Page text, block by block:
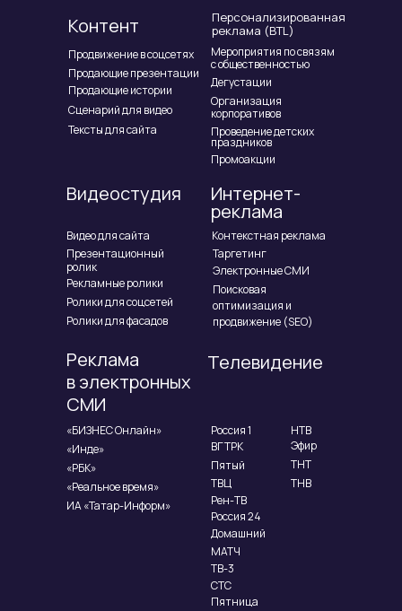
Видеостудия
Контент
Персонализированная
реклама (BTL)
Интернет-
реклама
Видео для сайта
Презентационный
ролик
Рекламные ролики
Ролики для соцсетей
Ролики для фасадов
Продвижение в соцсетях
Продающие презентации
Продающие истории
Сценарий для видео
Тексты для сайта
Контекстная реклама
Таргетинг
Электронные СМИ
Поисковая
оптимизация и
продвижение (SEO)
Мероприятия по связям
с общественностью
Дегустации
Организация
корпоративов
Проведение детских
праздников
Промоакции
Реклама
в электронных
СМИ
«БИЗНЕС Онлайн»
ИА «Татар-Информ»
«Реальное время»
«РБК»
«Инде»
Телевидение
МАТЧ
НТВ
ТНВ
ТНТ
Эфир
Пятница
Россия 1
ВГТРК
Домашний
СТС
ТВ-3
Россия 24
Рен-ТВ
Пятый
ТВЦ